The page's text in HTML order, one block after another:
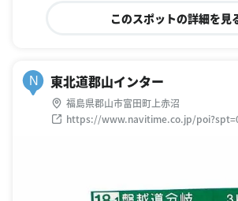
このスポットの詳細を見
N 東北道郡山インター
福島県郡山市富田町上赤沼
https://www.navitime.co.jp/